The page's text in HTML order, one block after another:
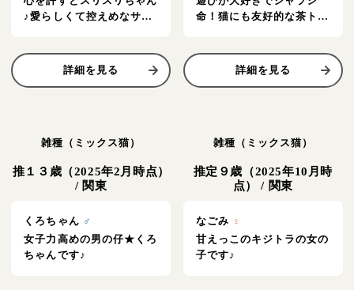
♪愛らしくて控えめなサビ
詳細を見る
命！猫にも友好的な茶トラ
詳細を見る
雑種（ミックス猫）
推１３歳（2025年2月時点）
/ 関東
くろちゃん ♂
女子力高めの男の仔★くろ
ちゃんです♪
雑種（ミックス猫）
推定９歳（2025年10月時
点）
/ 関東
なごみ ♀
甘えっこのキジトラの女の
子です♪